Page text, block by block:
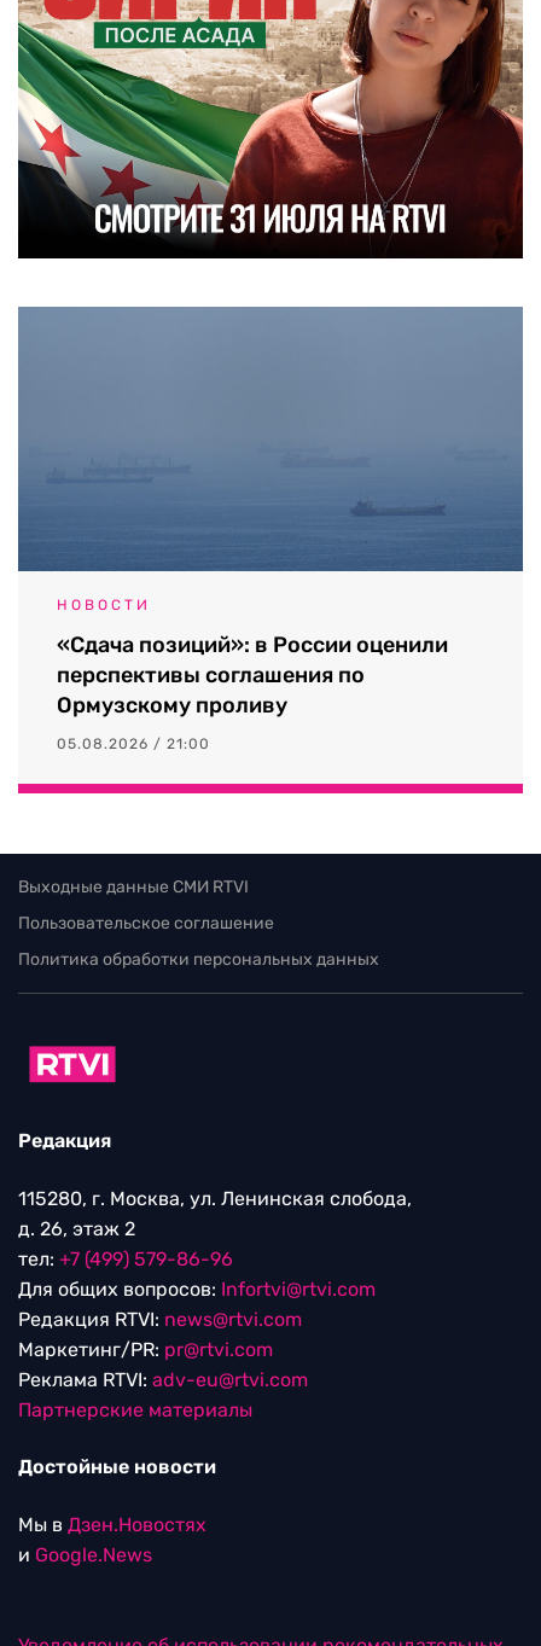
НОВОСТИ
«Сдача позиций»: в России оценили
перспективы соглашения по
Ормузскому проливу
05.08.2026 / 21:00
Выходные данные СМИ RTVI
Пользовательское соглашение
Политика обработки персональных данных
Редакция
115280, г. Москва, ул. Ленинская слобода,
д. 26, этаж 2
тел: +7 (499) 579-86-96
Для общих вопросов: Infortvi@rtvi.com
Редакция RTVI: news@rtvi.com
Маркетинг/PR: pr@rtvi.com
Реклама RTVI: adv-eu@rtvi.com
Партнерские материалы
Достойные новости
Мы в Дзен.Новостях
и Google.News